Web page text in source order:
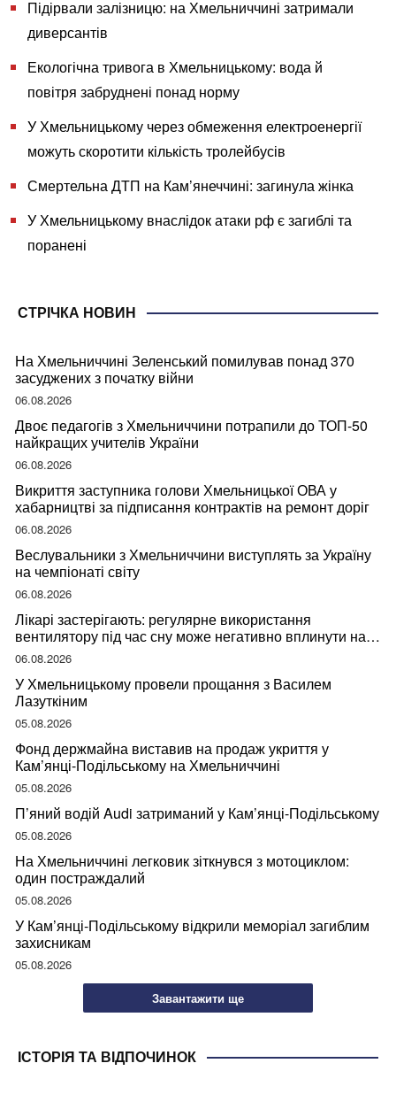
Підірвали залізницю: на Хмельниччині затримали
диверсантів
Екологічна тривога в Хмельницькому: вода й
повітря забруднені понад норму
У Хмельницькому через обмеження електроенергії
можуть скоротити кількість тролейбусів
Смертельна ДТП на Кам’янеччині: загинула жінка
У Хмельницькому внаслідок атаки рф є загиблі та
поранені
СТРІЧКА НОВИН
На Хмельниччині Зеленський помилував понад 370
засуджених з початку війни
06.08.2026
Двоє педагогів з Хмельниччини потрапили до ТОП-50
найкращих учителів України
06.08.2026
Викриття заступника голови Хмельницької ОВА у
хабарництві за підписання контрактів на ремонт доріг
06.08.2026
Веслувальники з Хмельниччини виступлять за Україну
на чемпіонаті світу
06.08.2026
Лікарі застерігають: регулярне використання
вентилятору під час сну може негативно вплинути на
ваше здоров’я
06.08.2026
У Хмельницькому провели прощання з Василем
Лазуткіним
05.08.2026
Фонд держмайна виставив на продаж укриття у
Кам’янці-Подільському на Хмельниччині
05.08.2026
П’яний водій Audi затриманий у Кам’янці-Подільському
05.08.2026
На Хмельниччині легковик зіткнувся з мотоциклом:
один постраждалий
05.08.2026
У Кам’янці-Подільському відкрили меморіал загиблим
захисникам
05.08.2026
Завантажити ще
ІСТОРІЯ ТА ВІДПОЧИНОК